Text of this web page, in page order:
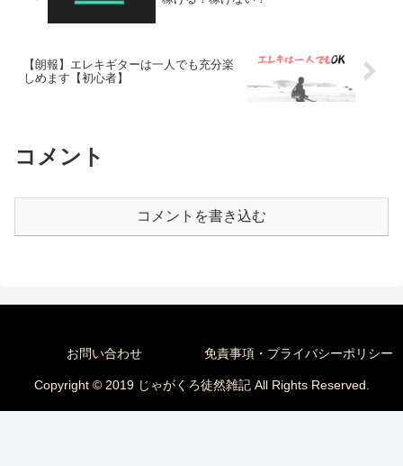
【朗報】エレキギターは一人でも充分楽
しめます【初心者】
コメント
コメントを書き込む
お問い合わせ 免責事項・プライバシーポリシー
Copyright © 2019 じゃがくろ徒然雑記 All Rights Reserved.